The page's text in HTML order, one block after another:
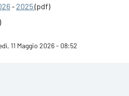
- 2025(pdf)
11 Maggio 2026 - 08:52